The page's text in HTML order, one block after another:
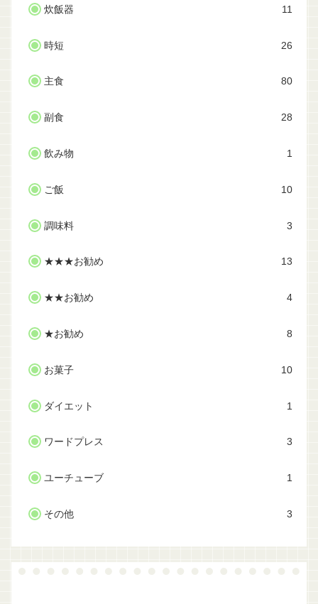
炊飯器 11
時短 26
主食 80
副食 28
飲み物 1
ご飯 10
調味料 3
★★★お勧め 13
★★お勧め 4
★お勧め 8
お菓子 10
ダイエット 1
ワードプレス 3
ユーチューブ 1
その他 3